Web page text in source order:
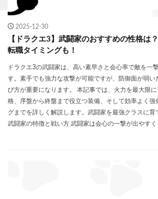
2025-12-30
【ドラクエ3】武闘家のおすすめの性格は
転職タイミングも！
ドラクエ3の武闘家は、高い素早さと会心率で敵を一
す。素手でも強力な攻撃が可能ですが、防御面が弱い
び方が重要になります。 本記事では、火力を最大限
格、序盤から終盤まで役立つ装備、そして効率よく強
グまでを詳しく解説します。武闘家を最強クラスに育
武闘家の特徴と戦い方 武闘家は会心の一撃が出やす